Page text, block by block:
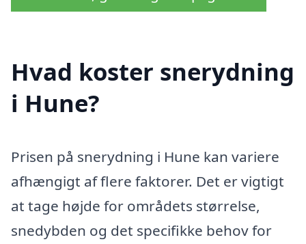
Hvad koster snerydning
i Hune?
Prisen på snerydning i Hune kan variere
afhængigt af flere faktorer. Det er vigtigt
at tage højde for områdets størrelse,
snedybden og det specifikke behov for